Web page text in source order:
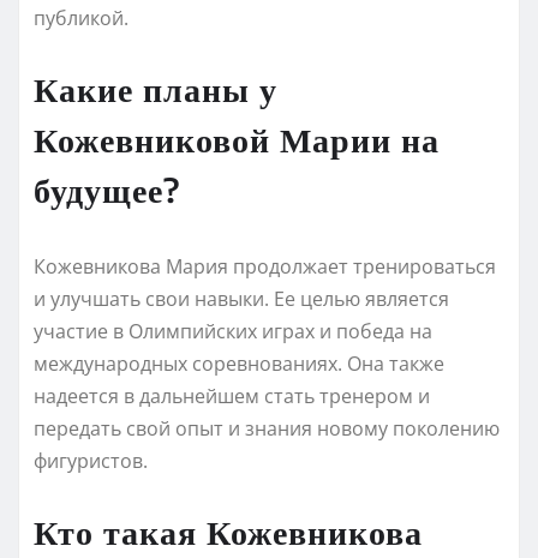
публикой.
Какие планы у
Кожевниковой Марии на
будущее?
Кожевникова Мария продолжает тренироваться
и улучшать свои навыки. Ее целью является
участие в Олимпийских играх и победа на
международных соревнованиях. Она также
надеется в дальнейшем стать тренером и
передать свой опыт и знания новому поколению
фигуристов.
Кто такая Кожевникова